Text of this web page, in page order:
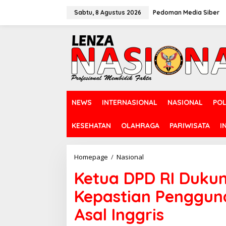
Sabtu, 8 Agustus 2026 Pedoman Media Siber
NEWS INTERNASIONAL NASIONAL
KESEHATAN OLAHRAGA PARIWISATA
Homepage / Nasional
t
u
a
D
P
D
Ketua DPD RI
Kepastian
Asal Inggris